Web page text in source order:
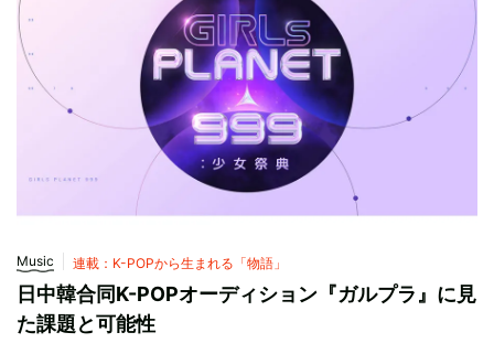
Music 連載：K-POPから生まれる「物語」
日中韓合同K-POPオーディション『ガルプラ』に見
た課題と可能性